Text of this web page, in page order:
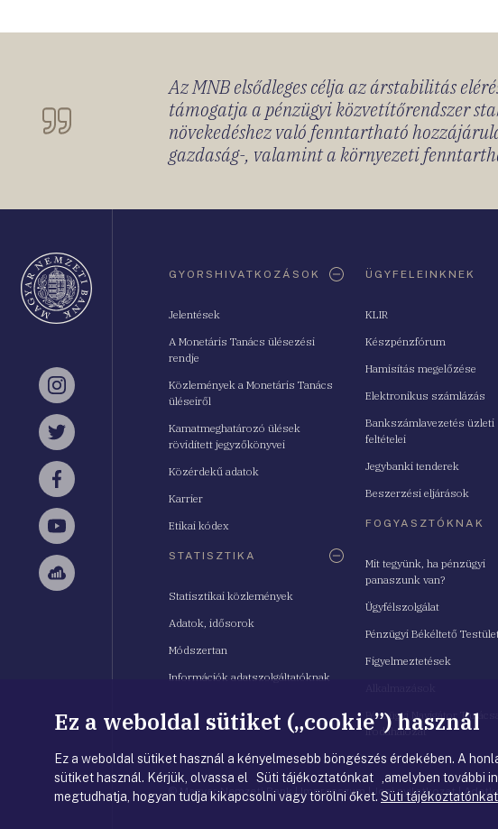
Az MNB elsődleges célja az árstabilitás
támogatja a pénzügyi közvetítőrendszer
növekedéshez való fenntartható
gazdaság-, valamint a környezeti
Instagram
Twitter
Facebook
YouTube
Sellsy
GYORSHIVATKOZÁSOK
Jelentések
A Monetáris Tanács ülésezési
rendje
Közlemények a Monetáris Tanács
üléseiről
Kamatmeghatározó ülések
rövidített jegyzőkönyvei
Közérdekű adatok
Karrier
Etikai kódex
STATISZTIKA
Statisztikai közlemények
Adatok, idősorok
Módszertan
Információk adatszolgáltatóknak
ÜGYFELEINKNEK
KLIR
Készpénzfórum
Hamisítás megelőzése
Elektronikus számlázás
Bankszámlavezetés üzleti
feltételei
Jegybanki tenderek
Beszerzési eljárások
FOGYASZTÓKNAK
Mit tegyünk, ha pénzügyi
panaszunk van?
Ügyfélszolgálat
Pénzügyi Békéltető
Figyelmeztetések
Pénzügyi Navigátor
Irodahálózat
© Magyar Nemzeti Bank |Impresszum |Jogi nyilatkozat|
Ez a weboldal sütiket („cookie”) használ
Ez a weboldal sütiket használ a kényelmesebb böngészés érdekében. A
sütiket használ. Kérjük, olvassa el Süti tájékoztatónkat ,amelyben további
megtudhatja, hogyan tudja kikapcsolni vagy törölni őket. Süti tájékoztatónkat